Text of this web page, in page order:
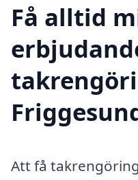
Få alltid
Att få